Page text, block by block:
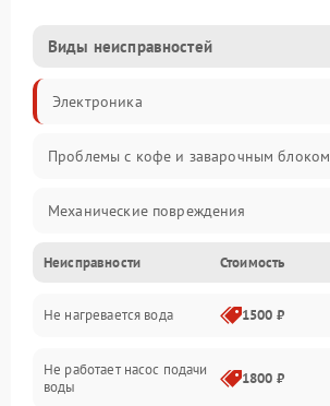
Виды неисправностей
Электроника
Проблемы с кофе и заварочным блоком
Механические повреждения
Прочие неисправности
Включение и работа
Проблемы с водой
Неисправности Стоимость
Не нагревается вода 1500 ₽
Не работает насос подачи
воды
1800 ₽